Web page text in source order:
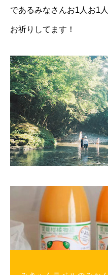
であるみなさんお1人お1
お祈りしてます！